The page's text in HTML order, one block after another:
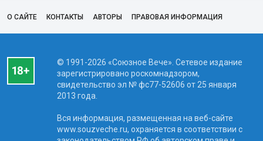
О САЙТЕ КОНТАКТЫ АВТОРЫ ПРАВОВАЯ ИНФОРМАЦИЯ
© 1991-2026 «Союзное Вече». Сетевое издание
зарегистрировано роскомнадзором,
свидетельство эл № фc77-52606 от 25 января
2013 года.
Вся информация, размещенная на веб-сайте
www.souzveche.ru, охраняется в соответствии с